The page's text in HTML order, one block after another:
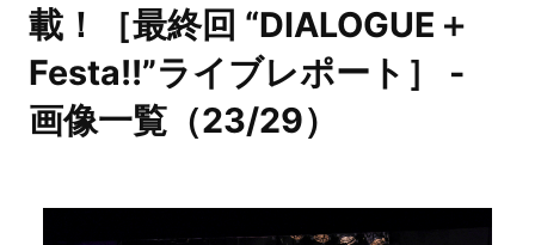
載！［最終回 “DIALOGUE＋
Festa!!”ライブレポート］ -
画像一覧（23/29）